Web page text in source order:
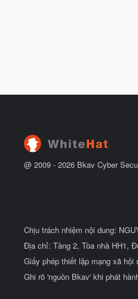
@ 2009 - 2026 Bkav Cyber
Chịu trách nhiệm nội dung:
Địa chỉ: Tầng 2, Tòa nhà HH1,
Giấy phép thiết lập mạng xã hội
Ghi rõ 'nguồn Bkav' khi phát